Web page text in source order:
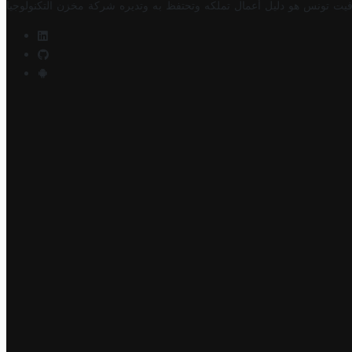
تونس هو دليل أعمال تملكه وتحتفظ به وتديره شركة مخزن التكنولوجيا